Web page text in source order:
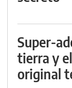
Super-
tierra y
original